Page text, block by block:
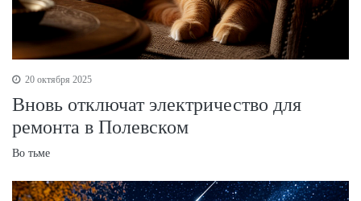
20 октября 2025
Вновь отключат электричество для
ремонта в Полевском
Во тьме